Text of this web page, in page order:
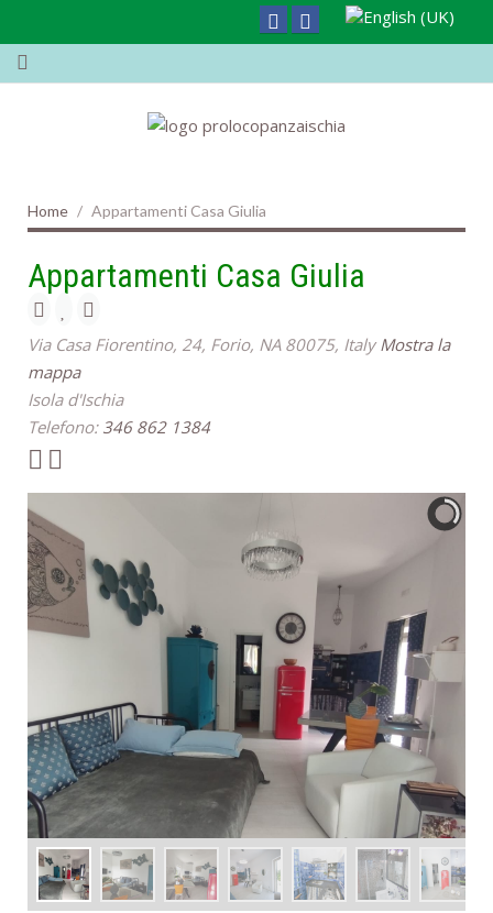
Home Appartamenti Casa Giulia
Appartamenti Casa Giulia
Via Casa Fiorentino, 24, Forio, NA 80075, Italy Mostra la
mappa
Isola d'Ischia
Telefono: 346 862 1384